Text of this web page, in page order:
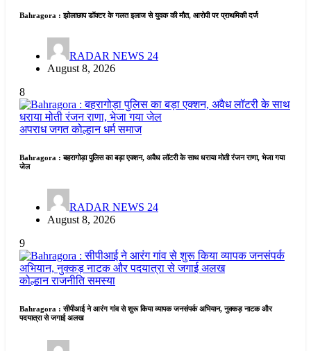
Bahragora : झोलाछाप डॉक्टर के गलत इलाज से युवक की मौत, आरोपी पर प्राथमिकी दर्ज
RADAR NEWS 24
August 8, 2026
8
अपराध जगतकोल्हानधर्म समाज
Bahragora : बहरागोड़ा पुलिस का बड़ा एक्शन, अवैध लॉटरी के साथ धराया मोती रंजन राणा, भेजा गया
जेल
RADAR NEWS 24
August 8, 2026
9
कोल्हानराजनीतिसमस्या
Bahragora : सीपीआई ने आरंग गांव से शुरू किया व्यापक जनसंपर्क अभियान, नुक्कड़ नाटक और
पदयात्रा से जगाई अलख